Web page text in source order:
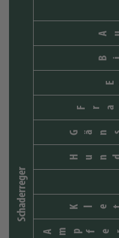
Schaderreger